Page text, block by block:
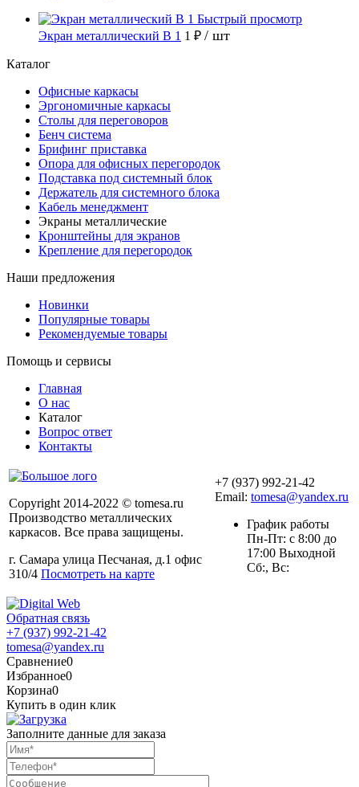
Быстрый просмотр
Экран металлический В 1 1 ₽ / шт
Каталог
Офисные каркасы
Эргономичные каркасы
Столы для переговоров
Бенч система
Брифинг приставка
Опора для офисных перегородок
Подставка под системный блок
Держатель для системного блока
Кабель менеджмент
Экраны металлические
Кронштейны для экранов
Крепление для перегородок
Наши предложения
Новинки
Популярные товары
Рекомендуемые товары
Помощь и сервисы
Главная
О нас
Каталог
Вопрос ответ
Контакты
Copyright 2014-2022 © tomesa.ru
Производство металлических
каркасов. Все права защищены.
г. Самара улица Песчаная, д.1 офис
310/4 Посмотреть на карте
+7 (937) 992-21-42
Email: tomesa@yandex.ru
График работы
Пн-Пт: с 8:00 до
17:00 Выходной
Сб:, Вс:
Обратная связь
+7 (937) 992-21-42
tomesa@yandex.ru
Сравнение0
Избранное0
Корзина0
Купить в один клик
Заполните данные для заказа